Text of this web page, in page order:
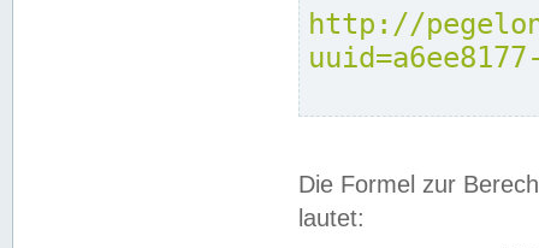
http://
Die Formel zur
lautet: